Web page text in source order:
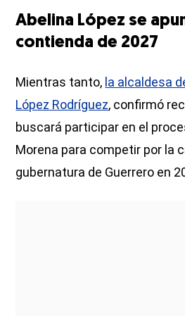
Abelina López se
contienda de 2027
Mientras tanto, la alcaldesa
López Rodríguez, confirmó
buscará participar en el
Morena para competir por la
gubernatura de Guerrero en